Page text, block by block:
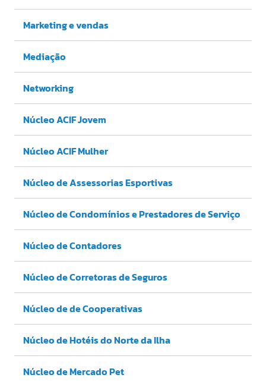
Marketing e vendas
Mediação
Networking
Núcleo ACIF Jovem
Núcleo ACIF Mulher
Núcleo de Assessorias Esportivas
Núcleo de Condomínios e Prestadores de Serviço
Núcleo de Contadores
Núcleo de Corretoras de Seguros
Núcleo de de Cooperativas
Núcleo de Hotéis do Norte da Ilha
Núcleo de Mercado Pet